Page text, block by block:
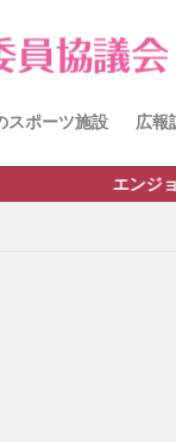
スポーツ施設 広報
エンジョイ・ス
らのお知らせ